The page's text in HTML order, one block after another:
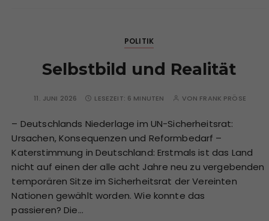
POLITIK
Selbstbild und Realität
11. JUNI 2026 LESEZEIT: 6 MINUTEN VON FRANK PRÖSE
– Deutschlands Niederlage im UN-Sicherheitsrat:
Ursachen, Konsequenzen und Reformbedarf –
Katerstimmung in Deutschland: Erstmals ist das Land
nicht auf einen der alle acht Jahre neu zu vergebenden
temporären Sitze im Sicherheitsrat der Vereinten
Nationen gewählt worden. Wie konnte das
passieren? Die…